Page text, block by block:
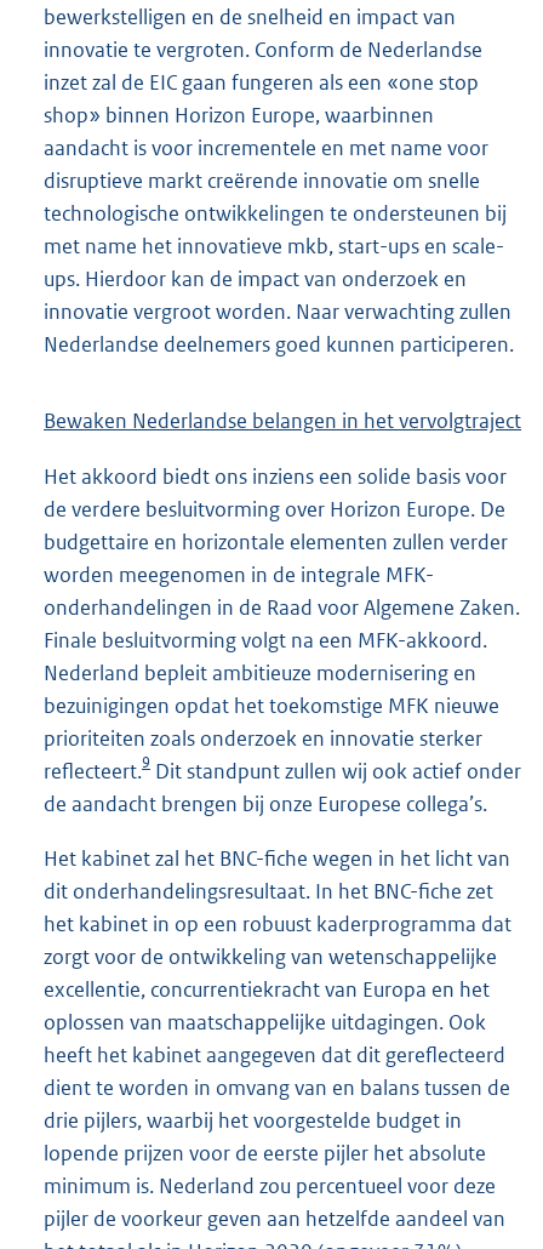
bewerkstelligen en de snelheid en impact van
innovatie te vergroten. Conform de Nederlandse
inzet zal de EIC gaan fungeren als een «one stop
shop» binnen Horizon Europe, waarbinnen
aandacht is voor incrementele en met name voor
disruptieve markt creërende innovatie om snelle
technologische ontwikkelingen te ondersteunen bij
met name het innovatieve mkb, start-ups en scale-
ups. Hierdoor kan de impact van onderzoek en
innovatie vergroot worden. Naar verwachting zullen
Nederlandse deelnemers goed kunnen participeren.
Bewaken Nederlandse belangen in het vervolgtraject
Het akkoord biedt ons inziens een solide basis voor
de verdere besluitvorming over Horizon Europe. De
budgettaire en horizontale elementen zullen verder
worden meegenomen in de integrale MFK-
onderhandelingen in de Raad voor Algemene Zaken.
Finale besluitvorming volgt na een MFK-akkoord.
Nederland bepleit ambitieuze modernisering en
bezuinigingen opdat het toekomstige MFK nieuwe
prioriteiten zoals onderzoek en innovatie sterker
reflecteert.9 Dit standpunt zullen wij ook actief onder
de aandacht brengen bij onze Europese collega’s.
Het kabinet zal het BNC-fiche wegen in het licht van
dit onderhandelingsresultaat. In het BNC-fiche zet
het kabinet in op een robuust kaderprogramma dat
zorgt voor de ontwikkeling van wetenschappelijke
excellentie, concurrentiekracht van Europa en het
oplossen van maatschappelijke uitdagingen. Ook
heeft het kabinet aangegeven dat dit gereflecteerd
dient te worden in omvang van en balans tussen de
drie pijlers, waarbij het voorgestelde budget in
lopende prijzen voor de eerste pijler het absolute
minimum is. Nederland zou percentueel voor deze
pijler de voorkeur geven aan hetzelfde aandeel van